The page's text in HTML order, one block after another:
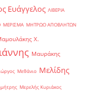
Ευάγγελος ΛΙΒΕΡΙΑ
ΜΕΡΙΣΜΑ ΜΗΤΡΩΟ ΑΠΟΒΛΗΤΩΝ
Χ.
Μαυράκης
Μεθάνιο Μελίδης
Μερελής Κυριάκος